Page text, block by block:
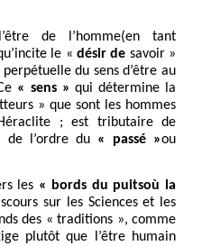
de l’homme(en tant
le «désir de savoir »
du sens d’être au
« sens » qui détermine la
» que sont les hommes
; est tributaire de
de l’ordre du « passé »ou
les « bords du puitsoù la
sur les Sciences et les
des « traditions », comme
plutôt que l’être humain